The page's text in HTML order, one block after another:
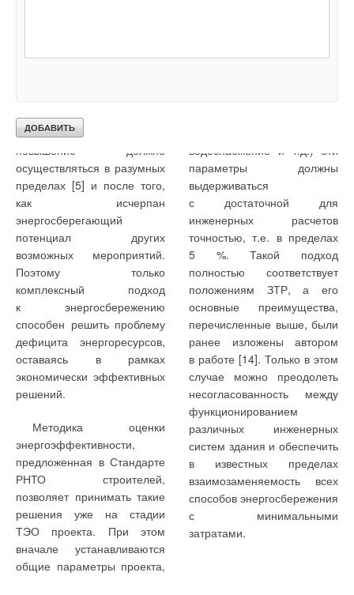
суммарного снижения
по сравнению с базовым
вариантом. Но такое
повышение должно
осуществляться в разумных
пределах [5] и после того,
как исчерпан
энергосберегающий
потенциал других
возможных мероприятий.
Поэтому только
комплексный подход
к энергосбережению
способен решить проблему
дефицита энергоресурсов,
оставаясь в рамках
экономически эффективных
решений.
Методика оценки
энергоэффективности,
предложенная в Стандарте
РНТО строителей,
позволяет принимать такие
решения уже на стадии
ТЭО проекта. При этом
вначале устанавливаются
общие параметры проекта,
последующей детальной
водоснабжение и т.д.) эти
параметры должны
выдерживаться
с достаточной для
инженерных расчетов
точностью, т.е. в пределах
5 %. Такой подход
полностью соответствует
положениям ЗТР, а его
основные преимущества,
перечисленные выше, были
ранее изложены автором
в работе [14]. Только в этом
случае можно преодолеть
несогласованность между
функционированием
различных инженерных
систем здания и обеспечить
в известных пределах
взаимозаменяемость всех
способов энергосбережения
с минимальными
затратами.